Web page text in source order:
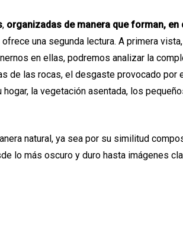
, organizadas de manera que forman, en
una segunda lectura. A primera
en ellas, podremos analizar la
de las rocas, el desgaste provocado por
la vegetación asentada, los
natural, ya sea por su similitud
lo más oscuro y duro hasta imágenes